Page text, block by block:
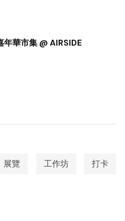
年華市集 @ AIRSIDE
展覽 工作坊 打卡